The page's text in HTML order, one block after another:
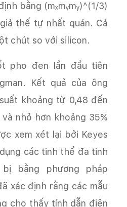
bằng (mₓmᵧmᵧ)^(1/3)
thế tự nhất quán. Cả
chút so với silicon.
pho đen lần đầu tiên
Kết quả của ông
khoảng từ 0,48 đến
và nhỏ hơn khoảng 35%
xem xét lại bởi Keyes
các tinh thể đa tinh
bằng phương pháp
xác định rằng các mẫu
cho thấy tính dẫn điện